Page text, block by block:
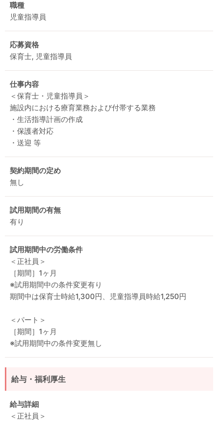
職種
児童指導員
応募資格
保育士, 児童指導員
仕事内容
＜保育士・児童指導員＞
施設内における療育業務および付帯する業務
・生活指導計画の作成
・保護者対応
・送迎 等
契約期間の定め
無し
試用期間の有無
有り
試用期間中の労働条件
＜正社員＞
［期間］1ヶ月
※試用期間中の条件変更有り
期間中は保育士時給1,300円、児童指導員時給1,250円
＜パート＞
［期間］1ヶ月
※試用期間中の条件変更無し
給与・福利厚生
給与詳細
＜正社員＞